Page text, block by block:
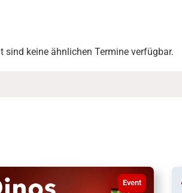
keine ähnlichen Termine verfügbar.
Event